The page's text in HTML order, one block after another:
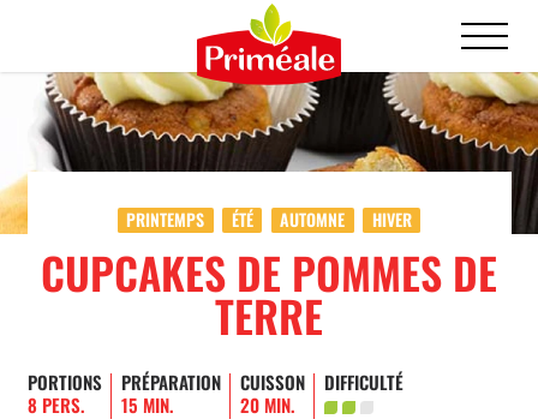
PRINTEMPS ÉTÉ AUTOMNE HIVER
CUPCAKES DE POMMES DE
TERRE
PORTIONS
8 PERS.
PRÉPARATION
15 MIN.
CUISSON
20 MIN.
DIFFICULTÉ